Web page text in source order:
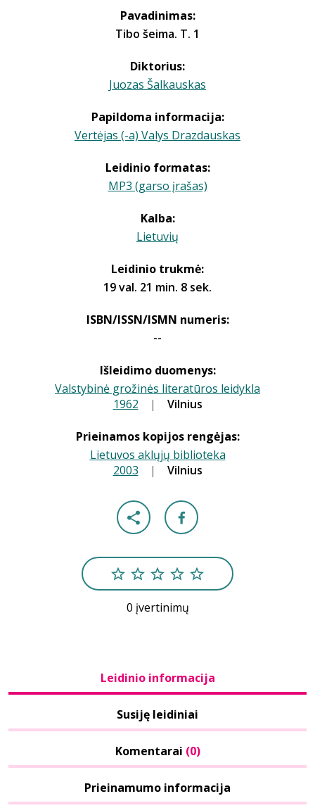
Pavadinimas:
Tibo šeima. T. 1
Diktorius:
Juozas Šalkauskas
Papildoma informacija:
Vertėjas (-a) Valys Drazdauskas
Leidinio formatas:
MP3 (garso įrašas)
Kalba:
Lietuvių
Leidinio trukmė:
19 val. 21 min. 8 sek.
ISBN/ISSN/ISMN numeris:
--
Išleidimo duomenys:
Valstybinė grožinės literatūros leidykla
1962 | Vilnius
Prieinamos kopijos rengėjas:
Lietuvos aklųjų biblioteka
2003 | Vilnius
0 įvertinimų
Leidinio informacija
Susiję leidiniai
Komentarai (0)
Prieinamumo informacija